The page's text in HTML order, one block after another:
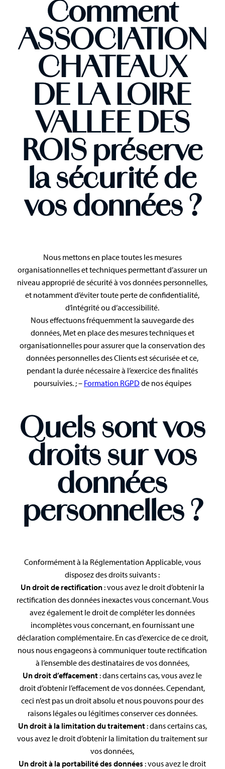
Comment
ASSOCIATION
CHATEAUX
DE LA LOIRE
VALLEE DES
ROIS préserve
la sécurité de
vos données ?
Nous mettons en place toutes les mesures
organisationnelles et techniques permettant d’assurer un
niveau approprié de sécurité à vos données personnelles,
et notamment d’éviter toute perte de confidentialité,
d’intégrité ou d’accessibilité.
Nous effectuons fréquemment la sauvegarde des
données, Met en place des mesures techniques et
organisationnelles pour assurer que la conservation des
données personnelles des Clients est sécurisée et ce,
pendant la durée nécessaire à l’exercice des finalités
poursuivies. ; –Formation RGPDde nos équipes
Quels sont vos
droits sur vos
données
personnelles ?
Conformément à la Réglementation Applicable, vous
disposez des droits suivants :
Un droit de rectification: vous avez le droit d’obtenir la
rectification des données inexactes vous concernant. Vous
avez également le droit de compléter les données
incomplètes vous concernant, en fournissant une
déclaration complémentaire. En cas d’exercice de ce droit,
nous nous engageons à communiquer toute rectification
à l’ensemble des destinataires de vos données,
Un droit d’effacement: dans certains cas, vous avez le
droit d’obtenir l’effacement de vos données. Cependant,
ceci n’est pas un droit absolu et nous pouvons pour des
raisons légales ou légitimes conserver ces données.
Un droit à la limitation du traitement: dans certains cas,
vous avez le droit d’obtenir la limitation du traitement sur
vos données,
Un droit à la portabilité des données : vous avez le droit